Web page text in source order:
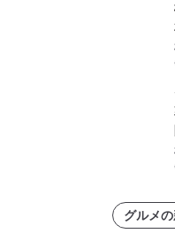
グルメ